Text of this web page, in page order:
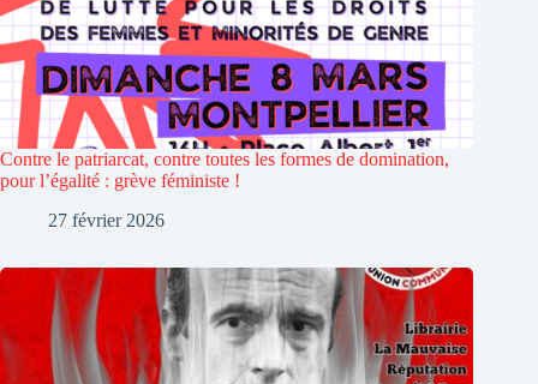
Contre le patriarcat, contre toutes les formes de domination,
pour l’égalité : grève féministe !
27 février 2026